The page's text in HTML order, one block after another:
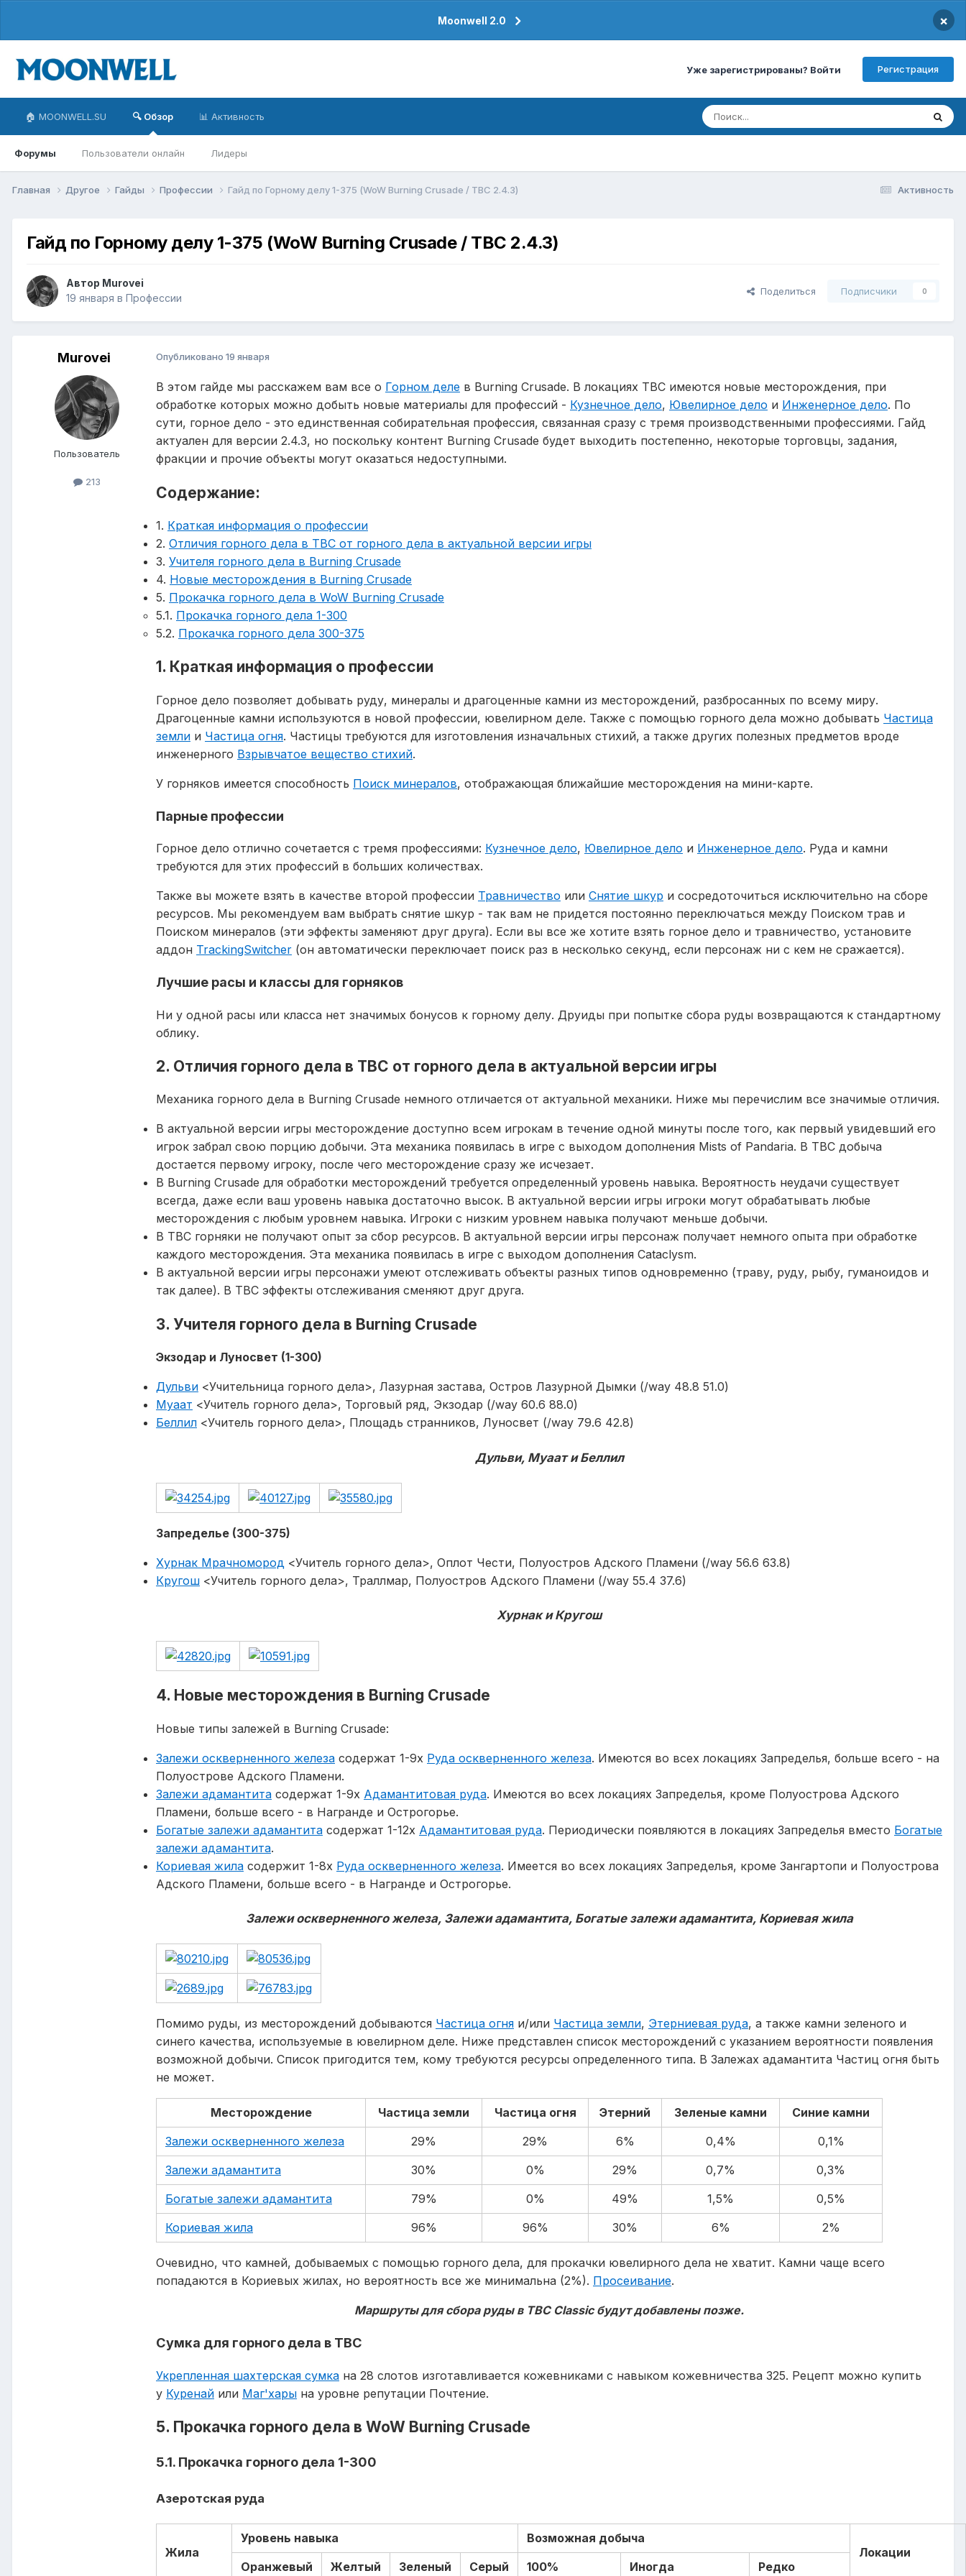
Moonwell 2.0 ×
Уже зарегистрированы? Войти Регистрация
🏠 MOONWELL.SU 🔍 Обзор
Форумы Пользователи онлайн Лидеры
📊 Активность
Активность
Главная Другое Гайды Профессии Гайд по Горному делу 1-375 (WoW Burning Crusade / TBC 2.4.3)
Гайд по Горному делу 1-375 (WoW Burning Crusade / TBC 2.4.3)
Автор Murovei
19 января в Профессии
Поделиться Подписчики 0
Murovei
Пользователь
213
Опубликовано 19 января
В этом гайде мы расскажем вам все о Горном деле в Burning Crusade. В локациях TBC имеются новые месторождения, при
обработке которых можно добыть новые материалы для профессий - Кузнечное дело, Ювелирное дело и Инженерное дело. По
сути, горное дело - это единственная собирательная профессия, связанная сразу с тремя производственными профессиями. Гайд
актуален для версии 2.4.3, но поскольку контент Burning Crusade будет выходить постепенно, некоторые торговцы, задания,
фракции и прочие объекты могут оказаться недоступными.
Содержание:
1. Краткая информация о профессии
2. Отличия горного дела в TBC от горного дела в актуальной версии игры
3. Учителя горного дела в Burning Crusade
4. Новые месторождения в Burning Crusade
5. Прокачка горного дела в WoW Burning Crusade
5.1. Прокачка горного дела 1-300
5.2. Прокачка горного дела 300-375
1. Краткая информация о профессии
Горное дело позволяет добывать руду, минералы и драгоценные камни из месторождений, разбросанных по всему миру.
Драгоценные камни используются в новой профессии, ювелирном деле. Также с помощью горного дела можно добывать Частица
земли и Частица огня. Частицы требуются для изготовления изначальных стихий, а также других полезных предметов вроде
инженерного Взрывчатое вещество стихий.
У горняков имеется способность Поиск минералов, отображающая ближайшие месторождения на мини-карте.
Парные профессии
Горное дело отлично сочетается с тремя профессиями: Кузнечное дело, Ювелирное дело и Инженерное дело. Руда и камни
требуются для этих профессий в больших количествах.
Также вы можете взять в качестве второй профессии Травничество или Cнятие шкур и сосредоточиться исключительно на сборе
ресурсов. Мы рекомендуем вам выбрать снятие шкур - так вам не придется постоянно переключаться между Поиском трав и
Поиском минералов (эти эффекты заменяют друг друга). Если вы все же хотите взять горное дело и травничество, установите
аддон TrackingSwitcher (он автоматически переключает поиск раз в несколько секунд, если персонаж ни с кем не сражается).
Лучшие расы и классы для горняков
Ни у одной расы или класса нет значимых бонусов к горному делу. Друиды при попытке сбора руды возвращаются к стандартному
облику.
2. Отличия горного дела в TBC от горного дела в актуальной версии игры
Механика горного дела в Burning Crusade немного отличается от актуальной механики. Ниже мы перечислим все значимые отличия.
В актуальной версии игры месторождение доступно всем игрокам в течение одной минуты после того, как первый увидевший его
игрок забрал свою порцию добычи. Эта механика появилась в игре с выходом дополнения Mists of Pandaria. В TBC добыча
достается первому игроку, после чего месторождение сразу же исчезает.
В Burning Crusade для обработки месторождений требуется определенный уровень навыка. Вероятность неудачи существует
всегда, даже если ваш уровень навыка достаточно высок. В актуальной версии игры игроки могут обрабатывать любые
месторождения с любым уровнем навыка. Игроки с низким уровнем навыка получают меньше добычи.
В TBC горняки не получают опыт за сбор ресурсов. В актуальной версии игры персонаж получает немного опыта при обработке
каждого месторождения. Эта механика появилась в игре с выходом дополнения Cataclysm.
В актуальной версии игры персонажи умеют отслеживать объекты разных типов одновременно (траву, руду, рыбу, гуманоидов и
так далее). В TBC эффекты отслеживания сменяют друг друга.
3. Учителя горного дела в Burning Crusade
Экзодар и Луносвет (1-300)
Дульви <Учительница горного дела>, Лазурная застава, Остров Лазурной Дымки (/way 48.8 51.0)
Муаат <Учитель горного дела>, Торговый ряд, Экзодар (/way 60.6 88.0)
Беллил <Учитель горного дела>, Площадь странников, Луносвет (/way 79.6 42.8)
Дульви, Муаат и Беллил
Запределье (300-375)
Хурнак Мрачномород <Учитель горного дела>, Оплот Чести, Полуостров Адского Пламени (/way 56.6 63.8)
Кругош <Учитель горного дела>, Траллмар, Полуостров Адского Пламени (/way 55.4 37.6)
Хурнак и Кругош
4. Новые месторождения в Burning Crusade
Новые типы залежей в Burning Crusade:
Залежи оскверненного железа содержат 1-9х Руда оскверненного железа. Имеются во всех локациях Запределья, больше всего - на
Полуострове Адского Пламени.
Залежи адамантита содержат 1-9х Адамантитовая руда. Имеются во всех локациях Запределья, кроме Полуострова Адского
Пламени, больше всего - в Награнде и Острогорье.
Богатые залежи адамантита содержат 1-12х Адамантитовая руда. Периодически появляются в локациях Запределья вместо Богатые
залежи адамантита.
Кориевая жила содержит 1-8х Руда оскверненного железа. Имеется во всех локациях Запределья, кроме Зангартопи и Полуострова
Адского Пламени, больше всего - в Награнде и Острогорье.
Залежи оскверненного железа, Залежи адамантита, Богатые залежи адамантита, Кориевая жила
Помимо руды, из месторождений добываются Частица огня и/или Частица земли, Этерниевая руда, а также камни зеленого и
синего качества, используемые в ювелирном деле. Ниже представлен список месторождений с указанием вероятности появления
возможной добычи. Список пригодится тем, кому требуются ресурсы определенного типа. В Залежах адамантита Частиц огня быть
не может.
Месторождение Частица земли Частица огня Этерний Зеленые камни
Синие камни
Залежи оскверненного железа
29% 29% 6% 0,4%
0,1%
Залежи адамантита
30% 0% 29% 0,7%
0,3%
Богатые залежи адамантита
79% 0% 49% 1,5%
0,5%
Кориевая жила
96% 96% 30% 6% 2%
Очевидно, что камней, добываемых с помощью горного дела, для прокачки ювелирного дела не хватит. Камни чаще всего
попадаются в Кориевых жилах, но вероятность все же минимальна (2%). Просеивание.
Маршруты для сбора руды в TBC Classic будут добавлены позже.
Сумка для горного дела в TBC
Укрепленная шахтерская сумка на 28 слотов изготавливается кожевниками с навыком кожевничества 325. Рецепт можно купить
у Куренай или Маг'хары на уровне репутации Почтение.
5. Прокачка горного дела в WoW Burning Crusade
5.1. Прокачка горного дела 1-300
Азеротская руда
Жила
Уровень навыка
Возможная добыча
Локации
Оранжевый
Желтый Зеленый Серый 100% Иногда Редко